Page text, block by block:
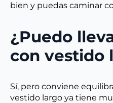
bien y puedas caminar
¿Puedo
con vestido
Sí, pero conviene
vestido largo ya tiene